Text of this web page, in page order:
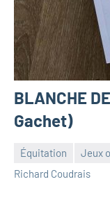
BLANCHE
Gachet)
Équitation Jeux
Richard Coudrais